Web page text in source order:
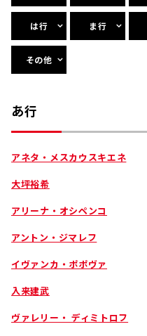
は行 ま行
その他
あ行
アネタ・メスカウスキエネ
大坪裕希
アリーナ・オシペンコ
アントン・ジマレフ
イヴァンカ・ポポヴァ
入来建武
ヴァレリー・ ディミトロフ